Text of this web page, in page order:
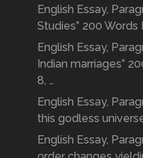
English Essay,
Studies” 200 Words
English Essay,
Indian marriages”
8, …
English Essay,
this godless
English Essay,